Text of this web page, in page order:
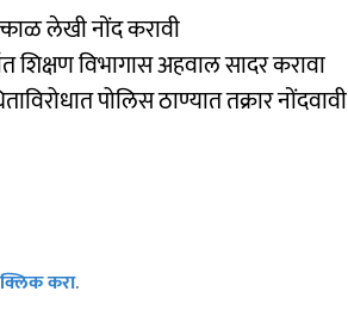
लेखी नोंद करावी
विभागास अहवाल सादर करावा
पोलिस ठाण्यात तक्रार नोंदवावी
क्लिक करा.